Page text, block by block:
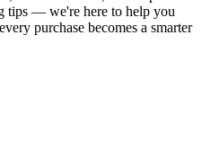
tips — we're here to help you
purchase becomes a smarter